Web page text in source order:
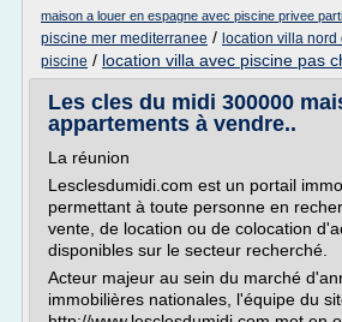
maison a louer en espagne avec piscine privee
piscine mer mediterranee / location villa
piscine / location villa avec piscine pas
Les cles du midi 300000
appartements à vendre..
La réunion
Lesclesdumidi.com est un portail
permettant à toute personne en
vente, de location ou de colocation
disponibles sur le secteur recherché.
Acteur majeur au sein du marché
immobilières nationales, l'équipe du